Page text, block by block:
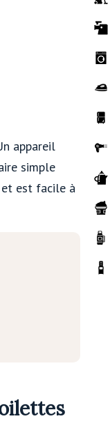
appareil
simple
et est facile à